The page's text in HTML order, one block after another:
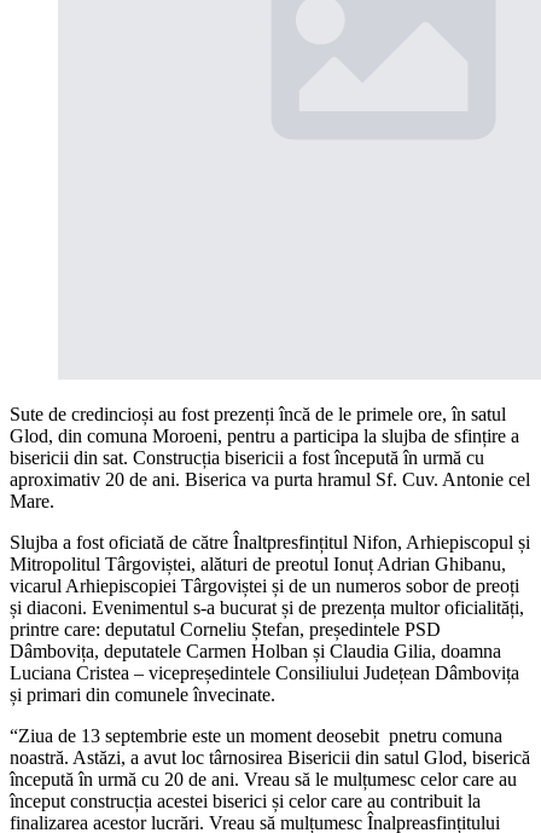
Sute de credincioși au fost prezenți încă de le primele ore, în satul
Glod, din comuna Moroeni, pentru a participa la slujba de sfințire a
bisericii din sat. Construcția bisericii a fost începută în urmă cu
aproximativ 20 de ani. Biserica va purta hramul Sf. Cuv. Antonie cel
Mare.
Slujba a fost oficiată de către Înaltpresfințitul Nifon, Arhiepiscopul și
Mitropolitul Târgoviștei, alături de preotul Ionuț Adrian Ghibanu,
vicarul Arhiepiscopiei Târgoviștei și de un numeros sobor de preoți
și diaconi. Evenimentul s-a bucurat și de prezența multor oficialități,
printre care: deputatul Corneliu Ștefan, președintele PSD
Dâmbovița, deputatele Carmen Holban și Claudia Gilia, doamna
Luciana Cristea – vicepreședintele Consiliului Județean Dâmbovița
și primari din comunele învecinate.
“Ziua de 13 septembrie este un moment deosebit pnetru comuna
noastră. Astăzi, a avut loc târnosirea Bisericii din satul Glod, biserică
începută în urmă cu 20 de ani. Vreau să le mulțumesc celor care au
început construcția acestei biserici și celor care au contribuit la
finalizarea acestor lucrări. Vreau să mulțumesc Înalpreasfințitului